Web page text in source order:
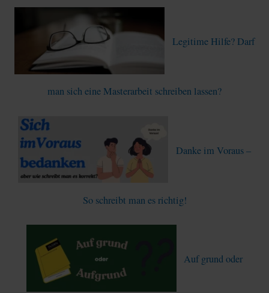
Legitime Hilfe? Darf
man sich eine Masterarbeit schreiben lassen?
Danke im Voraus –
So schreibt man es richtig!
Auf grund oder